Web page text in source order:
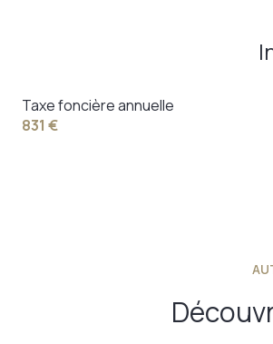
Taxe foncière annuelle
831 €